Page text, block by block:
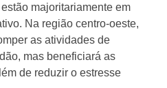
majoritariamente em
Na região centro-oeste,
as atividades de
mas beneficiará as
de reduzir o estresse